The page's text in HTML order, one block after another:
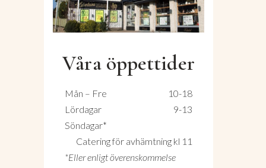
Våra öppettider
Mån – Fre
10-18
Lördagar
9-13
Söndagar*
Catering för avhämtning kl 11
*Eller enligt överenskommelse